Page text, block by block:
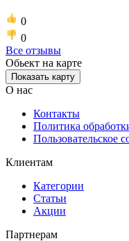
0
0
Все отзывы
Обьект на карте
Показать карту
О нас
Контакты
Политика
Пользовательское
Клиентам
Категории
Статьи
Акции
Партнерам